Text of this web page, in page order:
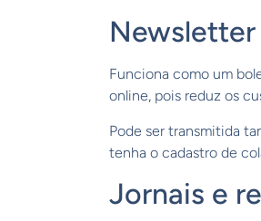
Newsletter
Funciona como um
online, pois reduz os
Pode ser transmitida
tenha o cadastro de
Jornais e